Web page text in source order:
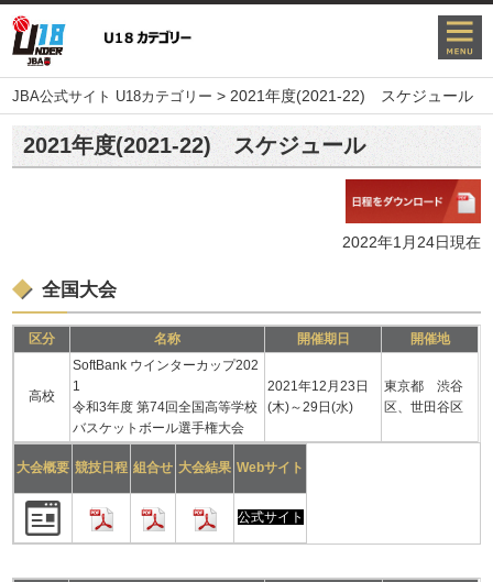
JBA公式サイト U18カテゴリー >2021年度(2021-22) スケジュール
2021年度(2021-22) スケジュール
2022年1⽉24⽇現在
全国大会
区分 名称 開催期日 開催地
高校
SoftBank ウインターカップ202
1
令和3年度 第74回全国高等学校
バスケットボール選手権大会
2021年12月23日
(木)～29日(水)
東京都 渋谷
区、世田谷区
大会概要 競技日程 組合せ 大会結果 Webサイト
公式サイト